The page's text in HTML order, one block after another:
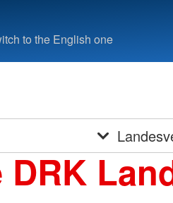
to the English one
DRK